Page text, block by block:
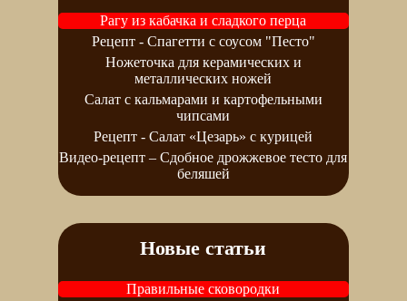
Рагу из кабачка и сладкого перца
Рецепт - Спагетти с соусом "Песто"
Ножеточка для керамических и
металлических ножей
Салат с кальмарами и картофельными
чипсами
Рецепт - Салат «Цезарь» с курицей
Видео-рецепт – Сдобное дрожжевое тесто для
беляшей
Новые статьи
Правильные сковородки